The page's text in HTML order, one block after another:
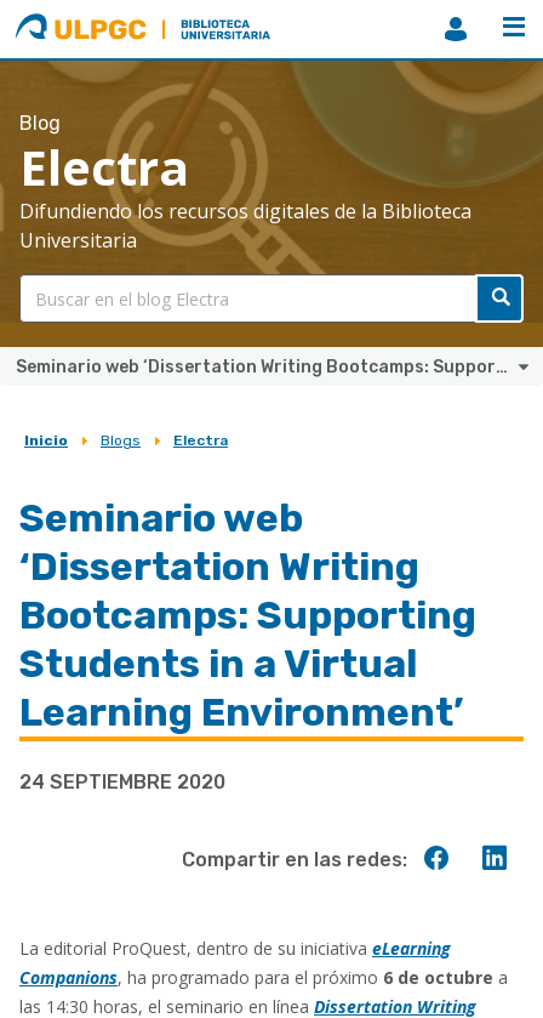
ULPGC
Biblioteca
ULPGC
Blog
Electra
Difundiendo los recursos digitales de la Biblioteca
Universitaria
Seminario web ‘Dissertation Writing Bootcamps: Supporting Students in a Virtual Learning Environment’
Sobrescribir
de
ayuda
a
la
navegación
Inicio Blogs Electra
Seminario web
‘Dissertation Writing
Bootcamps: Supporting
Students in a Virtual
Learning Environment’
24 SEPTIEMBRE 2020
Compartir en las redes:
La editorial ProQuest, dentro de su iniciativa eLearning
Companions, ha programado para el próximo 6 de octubre a
las 14:30 horas, el seminario en línea Dissertation Writing